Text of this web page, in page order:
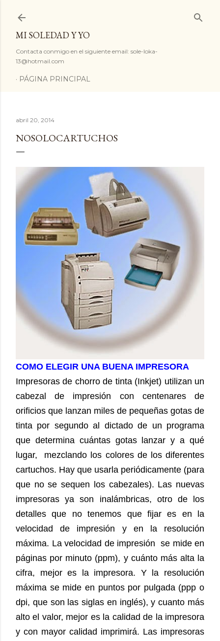
MI SOLEDAD Y YO
Contacta conmigo en el siguiente email: sole-loka-
13@hotmail.com
PÁGINA PRINCIPAL
abril 20, 2014
NOSOLOCARTUCHOS
COMO ELEGIR UNA BUENA IMPRESORA
Impresoras de chorro de tinta (Inkjet) utilizan un
cabezal de impresión con centenares de
orificios que lanzan miles de pequeñas gotas de
tinta por segundo al dictado de un programa
que determina cuántas gotas lanzar y a qué
lugar, mezclando los colores de los diferentes
cartuchos. Hay que usarla periódicamente (para
que no se sequen los cabezales). Las nuevas
impresoras ya son inalámbricas, otro de los
detalles que no tenemos que fijar es en la
velocidad de impresión y en la resolución
máxima. La velocidad de impresión se mide en
páginas por minuto (ppm), y cuánto más alta la
cifra, mejor es la impresora. Y la resolución
máxima se mide en puntos por pulgada (ppp o
dpi, que son las siglas en inglés), y cuanto más
alto el valor, mejor es la calidad de la impresora
y con mayor calidad imprimirá. Las impresoras